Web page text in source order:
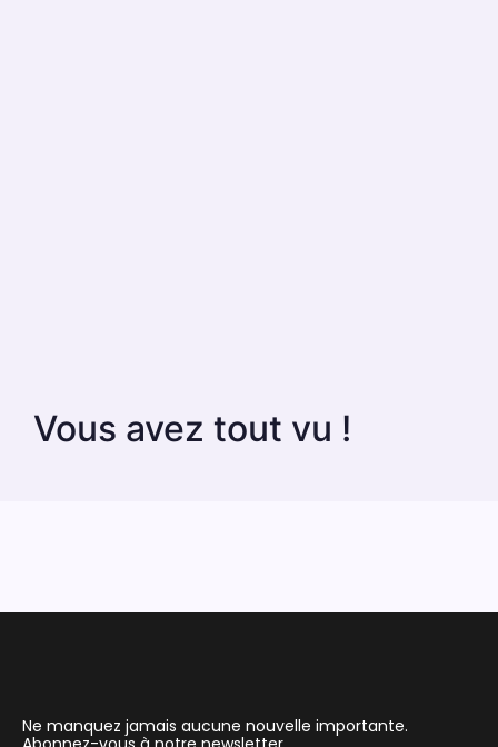
Vous avez tout vu !
Ne manquez jamais aucune nouvelle importante.